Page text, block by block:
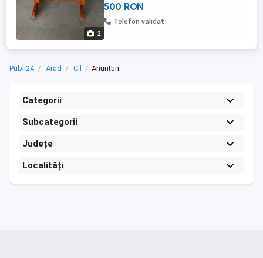
2
500 RON
Telefon validat
Publi24 Arad Cil Anunturi
Categorii
Subcategorii
Județe
Localități